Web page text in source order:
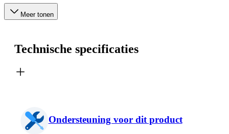
Meer tonen
Technische specificaties
Ondersteuning voor dit product